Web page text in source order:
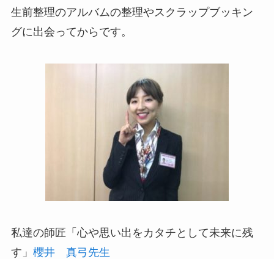
生前整理のアルバムの整理やスクラップブッキン
グに出会ってからです。
私達の師匠「心や思い出をカタチとして未来に残
す」 櫻井 真弓先生